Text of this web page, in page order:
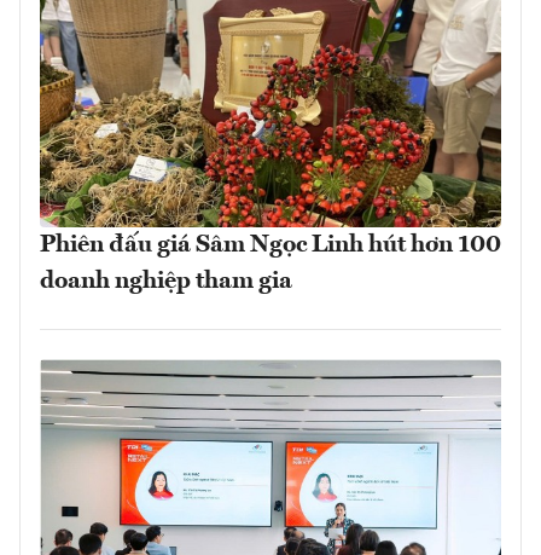
Phiên đấu giá Sâm Ngọc Linh hút hơn 100
doanh nghiệp tham gia